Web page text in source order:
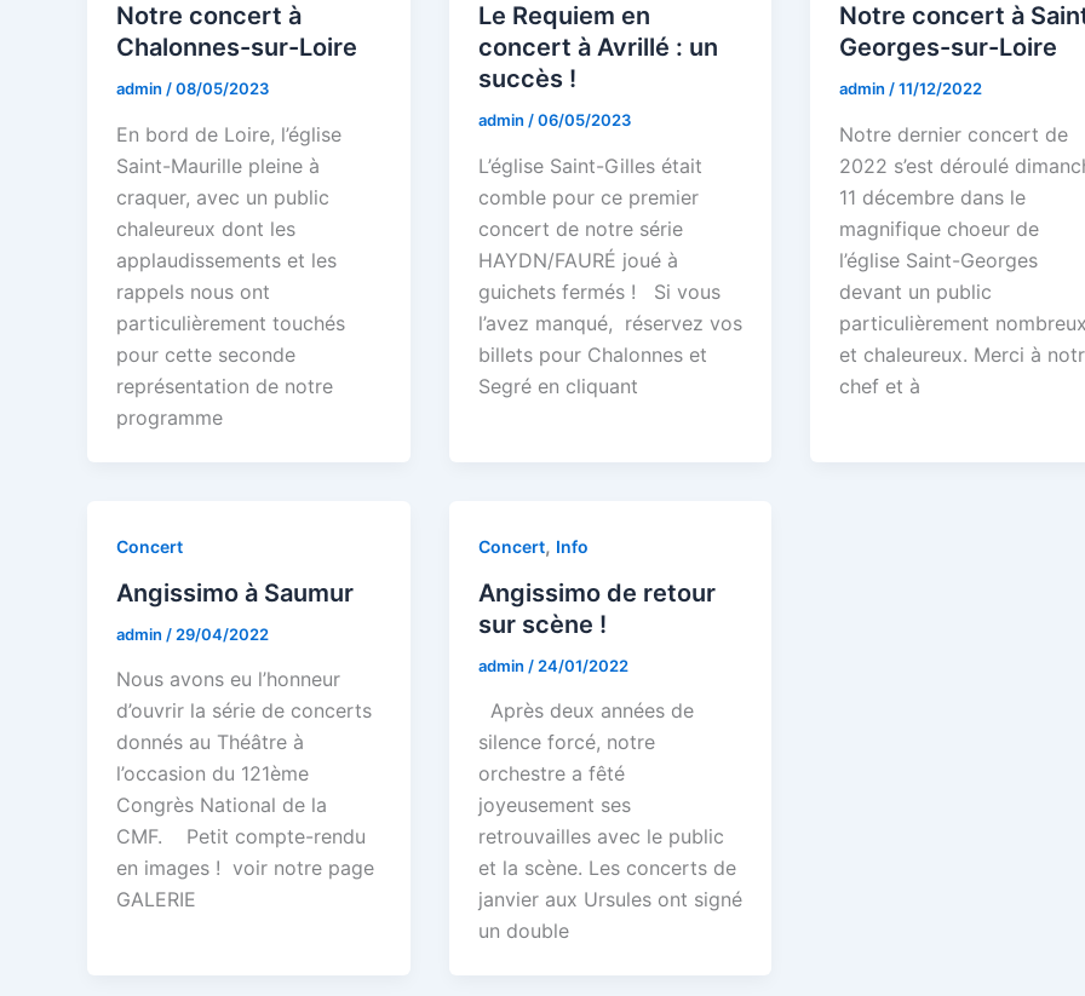
Notre concert à
Chalonnes-sur-Loire
admin /08/05/2023
En bord de Loire, l’église
Saint-Maurille pleine à
craquer, avec un public
chaleureux dont les
applaudissements et les
rappels nous ont
particulièrement touchés
pour cette seconde
représentation de notre
programme
Le Requiem en
concert à Avrillé : un
succès !
admin /06/05/2023
L’église Saint-Gilles était
comble pour ce premier
concert de notre série
HAYDN/FAURÉ joué à
guichets fermés ! Si vous
l’avez manqué, réservez vos
billets pour Chalonnes et
Segré en cliquant
Notre concert à
Georges-sur-Loire
admin/11/12/2022
Notre dernier concert de
2022 s’est déroulé
11 décembre dans le
magnifique choeur de
l’église Saint-Georges
devant un public
particulièrement
et chaleureux. Merci à
chef et à
Concert
Angissimo à Saumur
admin / 29/04/2022
Nous avons eu l’honneur
d’ouvrir la série de concerts
donnés au Théâtre à
l’occasion du 121ème
Congrès National de la
CMF. Petit compte-rendu
en images ! voir notre page
GALERIE
Concert, Info
Angissimo de retour
sur scène !
admin / 24/01/2022
Après deux années de
silence forcé, notre
orchestre a fêté
joyeusement ses
retrouvailles avec le public
et la scène. Les concerts de
janvier aux Ursules ont signé
un double